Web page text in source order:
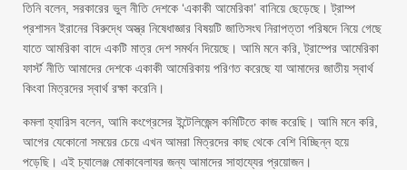
তিনি বলেন, সরকারের ভুল নীতি দেশকে ‘একাকী আমেরিকা’ বানিয়ে ছেড়েছে। ট্রাম্প
প্রশাসন ইরানের বিরুদ্ধে অস্ত্র নিষেধাজ্ঞার বিষয়টি জাতিসংঘ নিরাপত্তা পরিষদে নিয়ে গেছে
যাতে আমরিকা বাদে একটি মাত্র দেশ সমর্থন দিয়েছে। আমি মনে করি, ট্রাম্পের আমেরিকা
ফার্স্ট নীতি আমাদের দেশকে একাকী আমেরিকায় পরিণত করেছে যা আমাদের জাতীয় স্বার্থ
কিংবা মিত্রদের স্বার্থ রক্ষা করেনি।
কমলা হ্যারিস বলেন, আমি কংগ্রেসের ইন্টেলিজেন্স কমিটিতে কাজ করেছি। আমি মনে করি,
আগের যেকোনো সময়ের চেয়ে এখন আমরা মিত্রদের কাছ থেকে বেশি বিচ্ছিন্ন হয়ে
পড়েছি। এই চ্যালেঞ্জ মোকাবেলাযর জন্য আমাদের সাহায্যের প্রয়োজন।